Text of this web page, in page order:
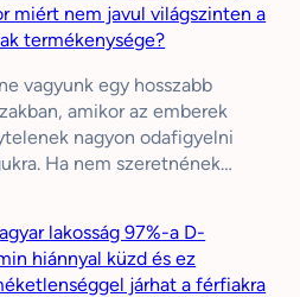
miért nem javul világszinten a
termékenysége?
vagyunk egy hosszabb
amikor az emberek
nagyon odafigyelni
Ha nem szeretnének…
lakosság 97%-a D-
hiánnyal küzd és ez
járhat a férfiakra